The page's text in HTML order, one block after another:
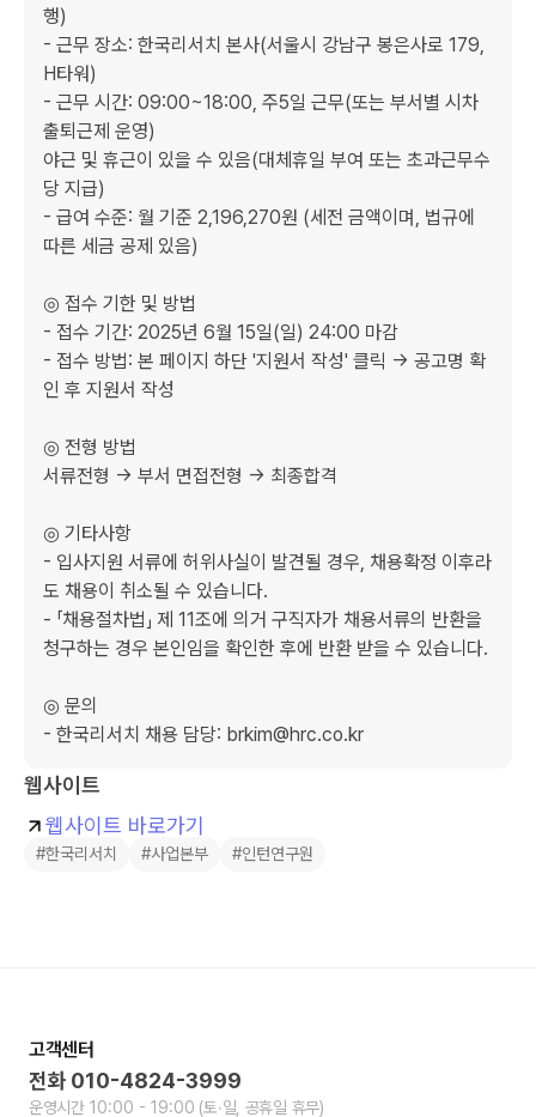
행)
- 근무 장소: 한국리서치 본사(서울시 강남구 봉은사로 179,
H타워)
- 근무 시간: 09:00~18:00, 주5일 근무(또는 부서별 시차
출퇴근제 운영)
야근 및 휴근이 있을 수 있음(대체휴일 부여 또는 초과근무수
당 지급)
- 급여 수준: 월 기준 2,196,270원 (세전 금액이며, 법규에
따른 세금 공제 있음)
◎ 접수 기한 및 방법
- 접수 기간: 2025년 6월 15일(일) 24:00 마감
- 접수 방법: 본 페이지 하단 '지원서 작성' 클릭 -> 공고명 확
인 후 지원서 작성
◎ 전형 방법
서류전형 -> 부서 면접전형 -> 최종합격
◎ 기타사항
- 입사지원 서류에 허위사실이 발견될 경우, 채용확정 이후라
도 채용이 취소될 수 있습니다.
- 「채용절차법」 제 11조에 의거 구직자가 채용서류의 반환을
청구하는 경우 본인임을 확인한 후에 반환 받을 수 있습니다.
◎ 문의
- 한국리서치 채용 담당: brkim@hrc.co.kr
웹사이트
웹사이트 바로가기
#한국리서치 #사업본부 #인턴연구원
고객센터
전화 010-4824-3999
운영시간 10:00 - 19:00 (토∙일, 공휴일 휴무)